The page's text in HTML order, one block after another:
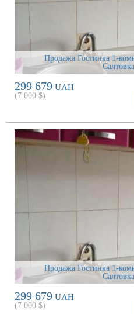
Продажа Гостинка 1-
Салтовка
299 679 UAH
(7 000 $)
Продажа Гостинка 1-
Салтовка
299 679 UAH
(7 000 $)